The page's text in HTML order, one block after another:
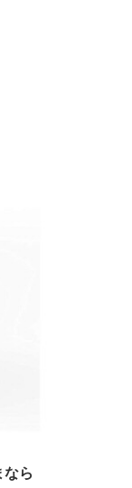
なら